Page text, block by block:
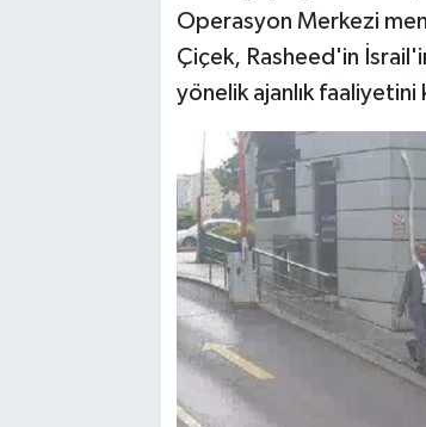
Operasyon Merkezi
Çiçek, Rasheed'in
yönelik ajanlık